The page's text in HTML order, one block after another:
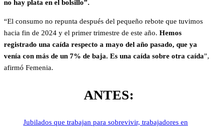
no hay plata en el bolsillo”.
“El consumo no repunta después del pequeño rebote que tuvimos
hacia fin de 2024 y el primer trimestre de este año. Hemos
registrado una caída respecto a mayo del año pasado, que ya
venía con más de un 7% de baja. Es una caída sobre otra caída”,
afirmó Femenia.
ANTES:
Jubilados que trabajan para sobrevivir, trabajadores en